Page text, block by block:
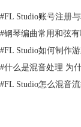
#FL Studio账号注册
#钢琴编曲常用和弦
#FL Studio如何制作
#什么是混音处理 为
#FL Studio怎么混音